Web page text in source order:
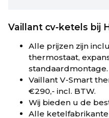
Vaillant cv-ketels bij
Alle prijzen zijn
thermostaat,
standaardmontage.
Vaillant V-Smart
€290,- incl. BTW.
Wij bieden u de
Alle